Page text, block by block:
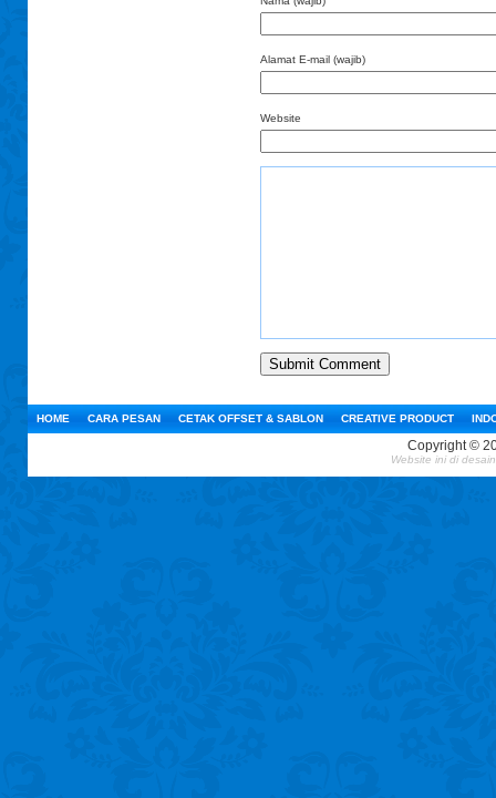
Alamat E-mail (wajib)
Website
HOME CARA PESAN CETAK OFFSET & SABLON CREATIVE PRODUCT
Copyright ©
Website inidi